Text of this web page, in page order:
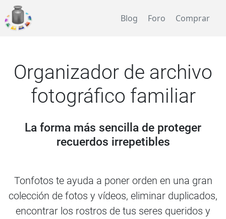
Blog Foro Comprar
Organizador de archivo
fotográfico familiar
La forma más sencilla de proteger
recuerdos irrepetibles
Tonfotos te ayuda a poner orden en una gran
colección de fotos y vídeos, eliminar duplicados,
encontrar los rostros de tus seres queridos y